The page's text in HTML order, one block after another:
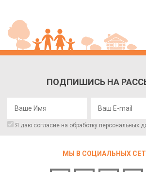
ПОДПИШИСЬ НА
Я даю согласие на обработку персональных
МЫ В СОЦИАЛЬНЫХ